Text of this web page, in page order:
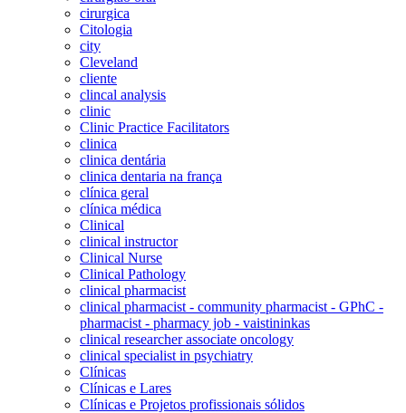
cirurgica
Citologia
city
Cleveland
cliente
clincal analysis
clinic
Clinic Practice Facilitators
clinica
clinica dentária
clinica dentaria na frança
clínica geral
clínica médica
Clinical
clinical instructor
Clinical Nurse
Clinical Pathology
clinical pharmacist
clinical pharmacist - community pharmacist - GPhC -
pharmacist - pharmacy job - vaistininkas
clinical researcher associate oncology
clinical specialist in psychiatry
Clínicas
Clínicas e Lares
Clínicas e Projetos profissionais sólidos